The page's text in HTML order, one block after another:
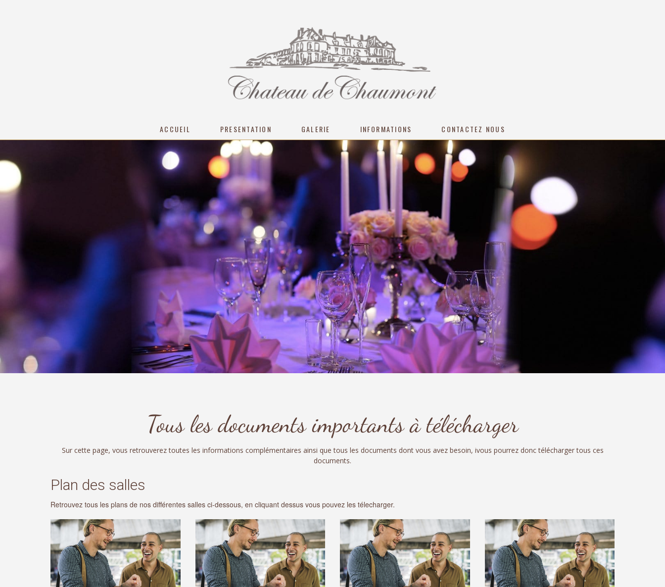
ACCUEIL PRESENTATION GALERIE INFORMATIONS CONTACTEZ NOUS
Tous les documents importants à télécharger
Sur cette page, vous retrouverez toutes les informations complémentaires ainsi que tous les documents dont vous avez besoin, ivous pourrez donc télécharger tous ces
documents.
Plan des salles
Retrouvez tous les plans de nos différentes salles ci-dessous, en cliquant dessus vous pouvez les télecharger.